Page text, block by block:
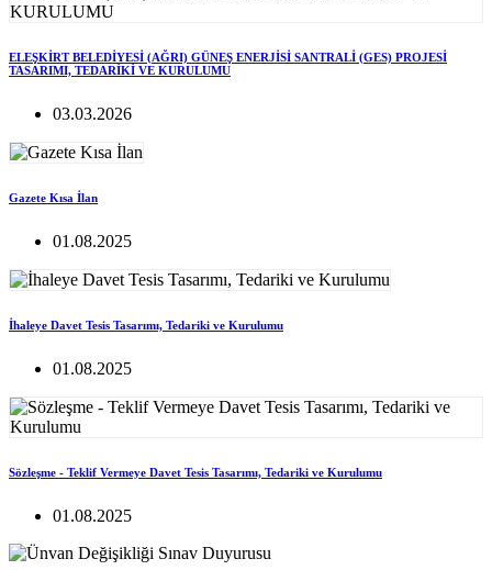
ELEŞKİRT BELEDİYESİ (AĞRI) GÜNEŞ ENERJİSİ SANTRALİ (GES) PROJESİ
TASARIMI, TEDARİKİ VE KURULUMU
03.03.2026
Gazete Kısa İlan
01.08.2025
İhaleye Davet Tesis Tasarımı, Tedariki ve Kurulumu
01.08.2025
Sözleşme - Teklif Vermeye Davet Tesis Tasarımı, Tedariki ve Kurulumu
01.08.2025